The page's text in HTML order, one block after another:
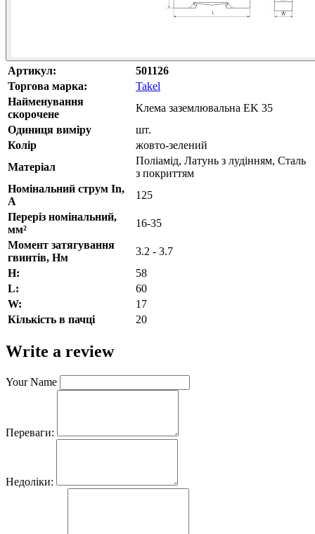
Артикул:
501126
Торгова марка:
Takel
Найменування
скорочене
Клема заземлювальна EK 35
Одиниця виміру
шт.
Колір
жовто-зелений
Матеріал
Поліамід, Латунь з лудінням, Сталь
з покриттям
Номінальний струм In,
А
125
Переріз номінальний,
мм²
16-35
Момент затягування
гвинтів, Нм
3.2 - 3.7
H:
58
L:
60
W:
17
Кількість в пачці
20
Write a review
Your Name
Переваги:
Недоліки: